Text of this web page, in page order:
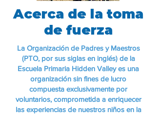
Acerca de la toma
de fuerza
La Organización de Padres y Maestros
(PTO, por sus siglas en inglés) de la
Escuela Primaria Hidden Valley es una
organización sin fines de lucro
compuesta exclusivamente por
voluntarios, comprometida a enriquecer
las experiencias de nuestros niños en la